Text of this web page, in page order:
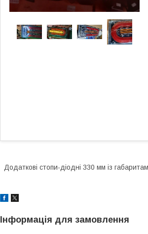
Додаткові стопи-діодні 330 мм із
Інформація для замовлення